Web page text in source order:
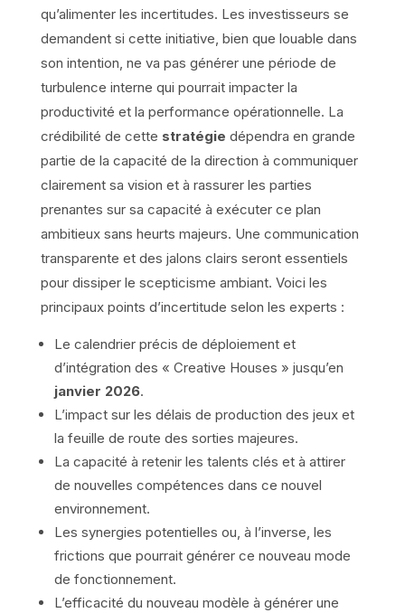
qu’alimenter les incertitudes. Les investisseurs se
demandent si cette initiative, bien que louable dans
son intention, ne va pas générer une période de
turbulence interne qui pourrait impacter la
productivité et la performance opérationnelle. La
crédibilité de cette stratégie dépendra en grande
partie de la capacité de la direction à communiquer
clairement sa vision et à rassurer les parties
prenantes sur sa capacité à exécuter ce plan
ambitieux sans heurts majeurs. Une communication
transparente et des jalons clairs seront essentiels
pour dissiper le scepticisme ambiant. Voici les
principaux points d’incertitude selon les experts :
Le calendrier précis de déploiement et
d’intégration des « Creative Houses » jusqu’en
janvier 2026.
L’impact sur les délais de production des jeux et
la feuille de route des sorties majeures.
La capacité à retenir les talents clés et à attirer
de nouvelles compétences dans ce nouvel
environnement.
Les synergies potentielles ou, à l’inverse, les
frictions que pourrait générer ce nouveau mode
de fonctionnement.
L’efficacité du nouveau modèle à générer une